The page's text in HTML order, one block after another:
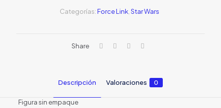
Categorías:Force Link, Star Wars
Share
Descripción Valoraciones 0
Figura sin empaque